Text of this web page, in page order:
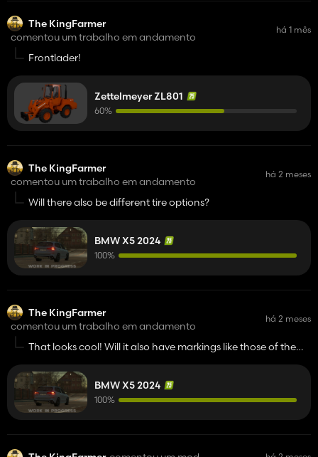
The KingFarmer
comentou um trabalho em andamento
há 1 mês
Frontlader!
Zettelmeyer ZL801
60%
The KingFarmer
comentou um trabalho em andamento
há 2 meses
Will there also be different tire options?
BMW X5 2024
100%
The KingFarmer
comentou um trabalho em andamento
há 2 meses
That looks cool! Will it also have markings like those of the
BMW X5 2024
100%